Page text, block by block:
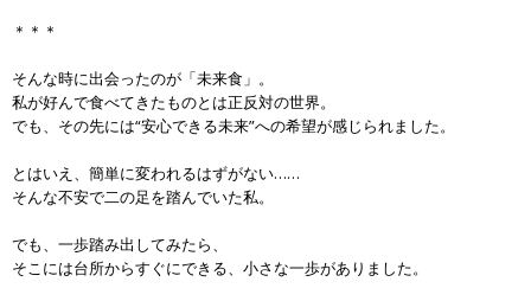
＊＊＊
そんな時に出会ったのが「未来食」。
私が好んで食べてきたものとは正反対の世界。
でも、その先には“安心できる未来”への希望が感じられました。
とはいえ、簡単に変われるはずがない……
そんな不安で二の足を踏んでいた私。
でも、一歩踏み出してみたら、
そこには台所からすぐにできる、小さな一歩がありました。